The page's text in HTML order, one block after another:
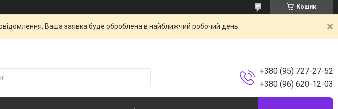
Кошик
Ваша заявка буде оброблена в найближчий робочий день.
+380 (95) 727-27-52
+380 (96) 620-12-03